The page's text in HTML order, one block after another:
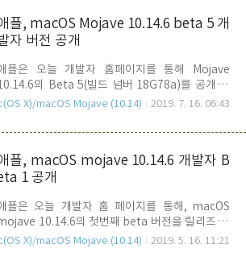
Camp 파티션 생성과 관련된 버그 등이 수정
었습니다. macOS Mojave 10.14는 2018년 9월
월 14일 10.14.5버전을 릴리즈 했었습니다. 이번
정식버전이 릴리즈 됨으로써, 10.14
버전은 일단락 되고, 올 가을 출시 예정인
플, macOS Mojave 10.14.6 beta 5 개
자 버전 공개
플은 오늘 개발자 홈페이지를 통해 Mojave
의 Beta 5(빌드 넘버 18G78a)를 공개 했
니다. 새로운 기능 추가는 없고 내부적인 버그 수
타도 릴리즈 될 것 같습니다.
X)/macOS Mojave (10.14) 2019. 7. 16. 06:43
플, macOS mojave 10.14.6 개발자 B
1 공개
플은 오늘 개발자 홈 페이지를 통해, macOS
10.14.6의 첫번째 beta 버전을 릴리즈 했
니다. WWDC 2019가 얼마남지 않았고, 하루 전
X)/macOS Mojave (10.14) 2019. 5. 16. 11:21